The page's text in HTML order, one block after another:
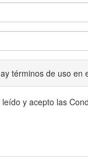
términos de uso en
leído y acepto las